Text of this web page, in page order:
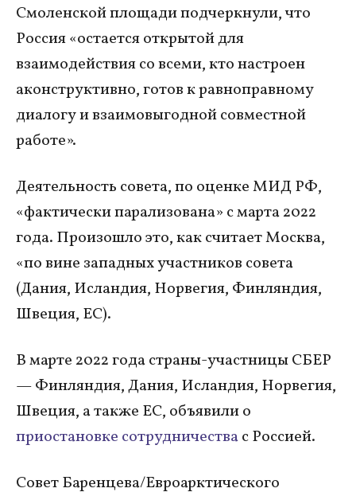
Смоленской площади подчеркнули, что
Россия «остается открытой для
взаимодействия со всеми, кто настроен
аконструктивно, готов к равноправному
диалогу и взаимовыгодной совместной
работе».
Деятельность совета, по оценке МИД РФ,
«фактически парализована» с марта 2022
года. Произошло это, как считает Москва,
«по вине западных участников совета
(Дания, Исландия, Норвегия, Финляндия,
Швеция, ЕС).
В марте 2022 года страны-участницы СБЕР
— Финляндия, Дания, Исландия, Норвегия,
Швеция, а также ЕС, объявили о
приостановке сотрудничествас Россией.
Совет Баренцева/Евроарктического